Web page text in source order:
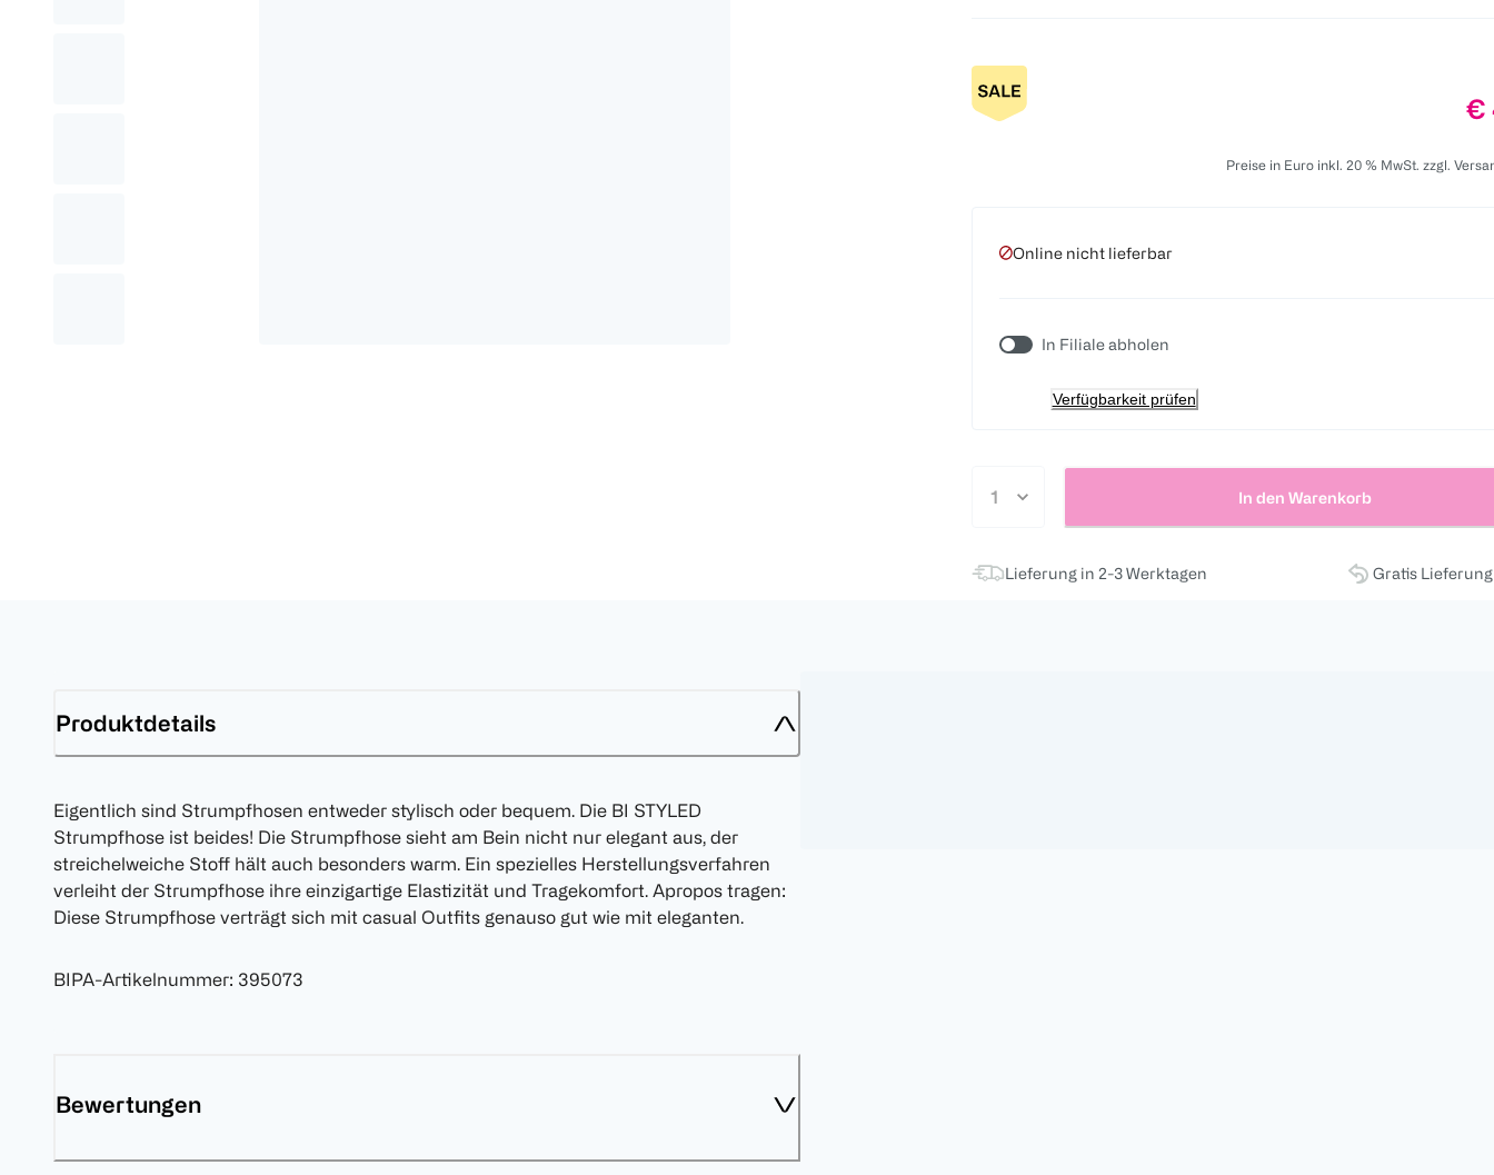
€
Preise in Euro inkl. 20 % MwSt. zzgl.
Online nicht lieferbar
In Filiale abholen
Verfügbarkeit prüfen
In den Warenkorb
Lieferung in 2-3 Werktagen Gratis
Produktdetails
Eigentlich sind Strumpfhosen entweder stylisch oder bequem. Die BI STYLED
Strumpfhose ist beides! Die Strumpfhose sieht am Bein nicht nur elegant aus, der
streichelweiche Stoff hält auch besonders warm. Ein spezielles Herstellungsverfahren
verleiht der Strumpfhose ihre einzigartige Elastizität und Tragekomfort. Apropos tragen:
Diese Strumpfhose verträgt sich mit casual Outfits genauso gut wie mit eleganten.
BIPA-Artikelnummer: 395073
Bewertungen